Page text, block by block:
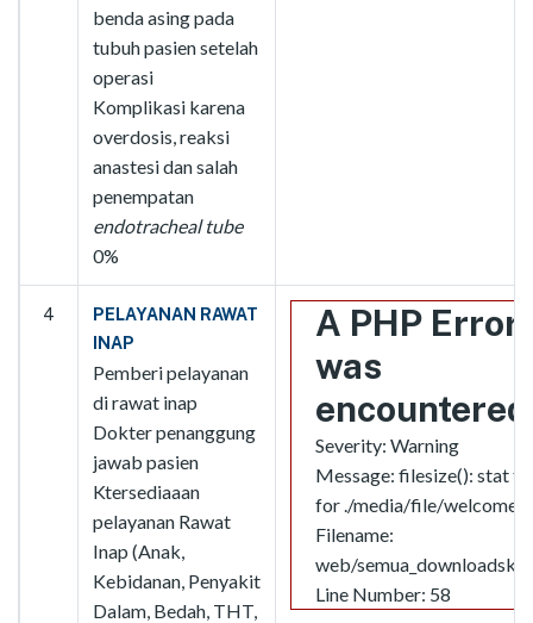
benda asing pada
tubuh pasien setelah
operasi
Komplikasi karena
overdosis, reaksi
anastesi dan salah
penempatan
endotracheal tube
0%
4
PELAYANAN RAWAT
INAP
Pemberi pelayanan
di rawat inap
Dokter penanggung
jawab pasien
Ktersediaaan
pelayanan Rawat
Inap (Anak,
Kebidanan, Penyakit
Dalam, Bedah, THT,
A PHP Error
was
encountered
Severity: Warning
Message: filesize(): stat
for ./media/file/
Filename:
web/
Line Number: 58